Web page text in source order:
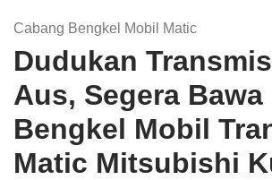
Cabang Bengkel Mobil Matic
Dudukan
Aus, Segera Bawa
Bengkel Mobil
Matic Mitsubishi